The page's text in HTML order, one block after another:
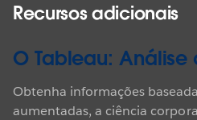
Recursos adicionais
O Tableau: Análise
Obtenha informações
aumentadas, a ciência